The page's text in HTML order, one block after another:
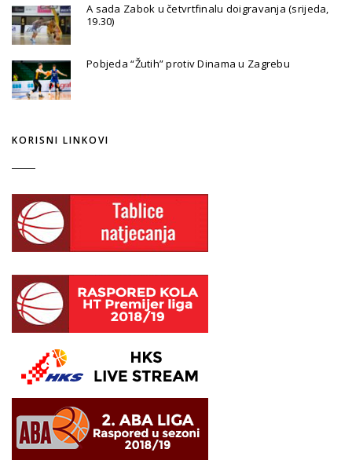
A sada Zabok u četvrtfinalu doigravanja (srijeda,
19.30)
Pobjeda “Žutih” protiv Dinama u Zagrebu
KORISNI LINKOVI